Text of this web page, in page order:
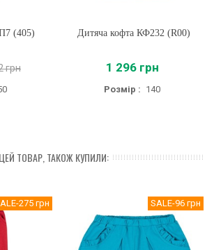
(405)
грн
Дитяча кофта КФ232 (R00)
1 296 грн
Розмір : 140
ТОВАР, ТАКОЖ КУПИЛИ:
-275 грн SALE-96 грн